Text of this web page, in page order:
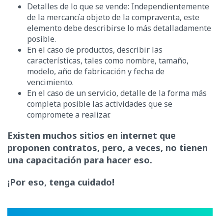
Detalles de lo que se vende: Independientemente
de la mercancía objeto de la compraventa, este
elemento debe describirse lo más detalladamente
posible.
En el caso de productos, describir las
características, tales como nombre, tamaño,
modelo, año de fabricación y fecha de
vencimiento.
En el caso de un servicio, detalle de la forma más
completa posible las actividades que se
compromete a realizar.
Existen muchos sitios en internet que
proponen contratos, pero, a veces, no tienen
una capacitación para hacer eso.
¡Por eso, tenga cuidado!